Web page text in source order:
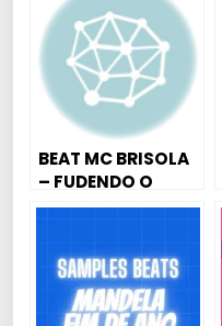
BEAT MC BRISOLA
– FUDENDO O
PSCICOLOGICO DJ